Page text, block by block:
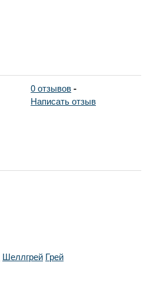
0 отзывов-
Написать отзыв
Шеллгрей Грей